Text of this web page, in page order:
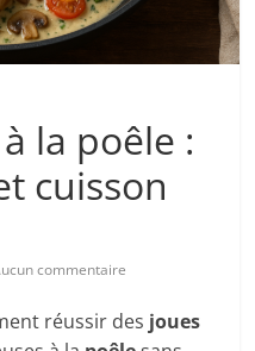
la poêle :
cuisson
commentaire
réussir des joues